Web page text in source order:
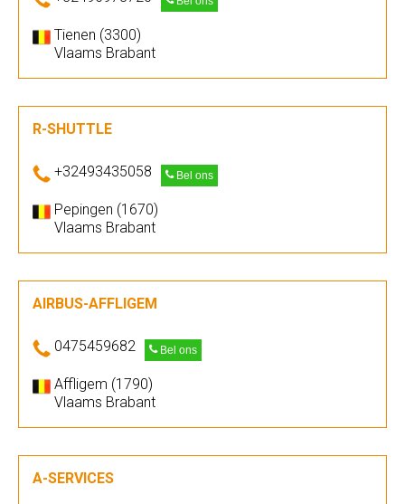
Tienen (3300)
Vlaams Brabant
R-SHUTTLE
+32493435058 Bel ons
Pepingen (1670)
Vlaams Brabant
AIRBUS-AFFLIGEM
0475459682 Bel ons
Affligem (1790)
Vlaams Brabant
A-SERVICES